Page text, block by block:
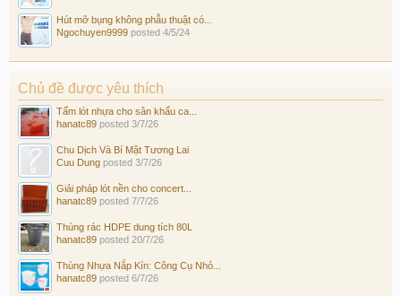
Hút mỡ bụng không phẫu thuật có...
Ngochuyen9999 posted 4/5/24
Chủ đề được yêu thích
Tấm lót nhựa cho sân khấu ca...
hanatc89 posted 3/7/26
Chu Dịch Và Bí Mật Tương Lai
Cuu Dung posted 3/7/26
Giải pháp lót nền cho concert...
hanatc89 posted 7/7/26
Thùng rác HDPE dung tích 80L
hanatc89 posted 20/7/26
Thùng Nhựa Nắp Kín: Công Cụ Nhỏ...
hanatc89 posted 6/7/26